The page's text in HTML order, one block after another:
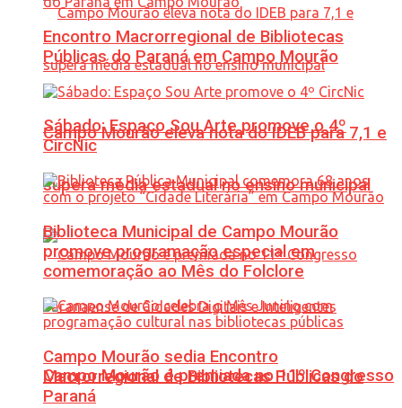
Campo Mourão eleva nota do IDEB para 7,1 e
supera média estadual no ensino municipal
Campo Mourão é premiada no 11º Congresso
Encontro Macrorregional de Bibliotecas
Públicas do Paraná em Campo Mourão
Sábado: Espaço Sou Arte promove o 4º
CircNic
Biblioteca Municipal de Campo Mourão
promove programação especial em
comemoração ao Mês do Folclore
Campo Mourão sedia Encontro
Macrorregional de Bibliotecas Públicas do
Paraná